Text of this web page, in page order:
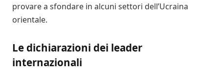
provare a sfondare in alcuni settori dell’Ucraina
orientale.
Le dichiarazioni dei leader
internazionali